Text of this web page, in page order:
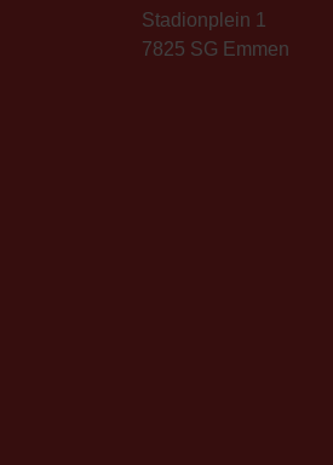
Stadionplein 1
7825 SG Emmen